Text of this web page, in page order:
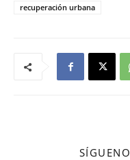
recuperación urbana